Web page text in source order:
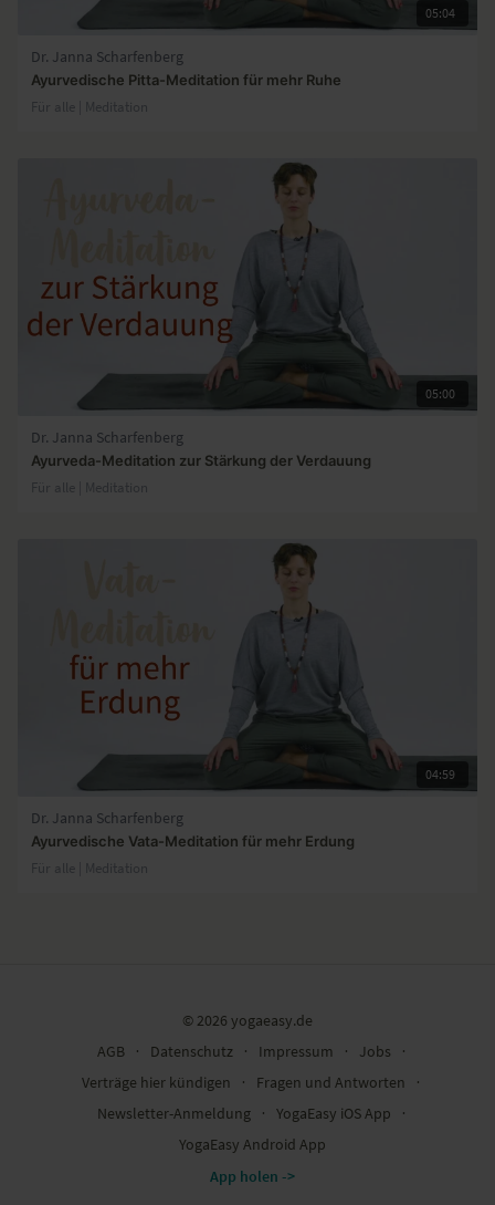
05:04
Dr. Janna Scharfenberg
Ayurvedische Pitta-Meditation für mehr Ruhe
Für alle | Meditation
05:00
Dr. Janna Scharfenberg
Ayurveda-Meditation zur Stärkung der Verdauung
Für alle | Meditation
04:59
Dr. Janna Scharfenberg
Ayurvedische Vata-Meditation für mehr Erdung
Für alle | Meditation
© 2026 yogaeasy.de
AGB
∙ Datenschutz ∙ Impressum ∙ Jobs
∙
Verträge hier kündigen
∙ Fragen und Antworten
∙
Newsletter-Anmeldung
∙ YogaEasy iOS App
∙
YogaEasy Android App
App holen ->